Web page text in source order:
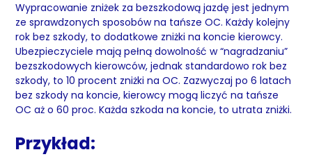
Wypracowanie zniżek za bezszkodową jazdę jest jednym
ze sprawdzonych sposobów na tańsze OC. Każdy kolejny
rok bez szkody, to dodatkowe zniżki na koncie kierowcy.
Ubezpieczyciele mają pełną dowolność w “nagradzaniu”
bezszkodowych kierowców, jednak standardowo rok bez
szkody, to 10 procent zniżki na OC. Zazwyczaj po 6 latach
bez szkody na koncie, kierowcy mogą liczyć na tańsze
OC aż o 60 proc. Każda szkoda na koncie, to utrata zniżki.
Przykład: